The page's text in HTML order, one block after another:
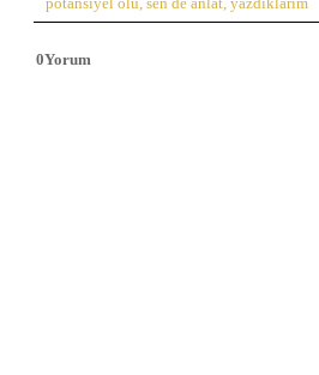
potansiyel ölü, sen de anlat, yazdıklarım
0Yorum